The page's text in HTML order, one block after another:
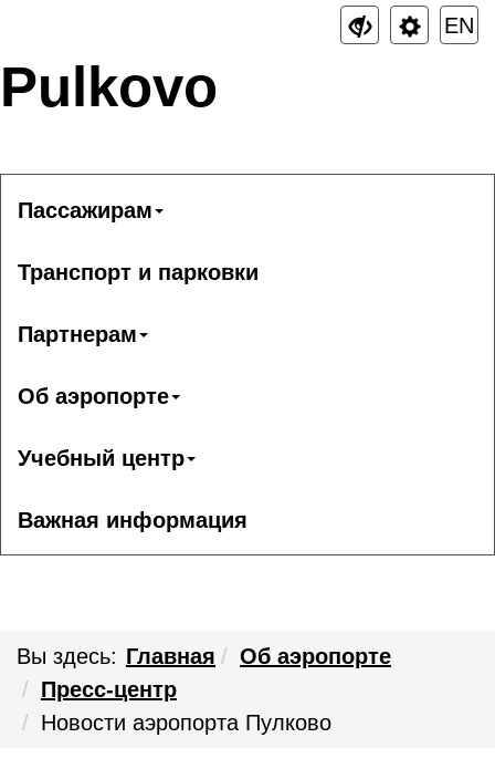
EN
Pulkovo
Пассажирам
Транспорт и парковки
Партнерам
Об аэропорте
Учебный центр
Важная информация
Вы здесь: Главная
Об аэропорте
Пресс-центр
Новости аэропорта Пулково